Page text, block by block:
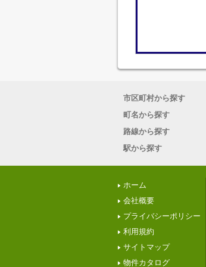
市区町村から探す
町名から探す
路線から探す
駅から探す
ホーム
会社概要
プライバシーポリシー
利用規約
サイトマップ
物件カタログ